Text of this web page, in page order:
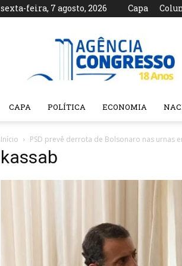
sexta-feira, 7 agosto, 2026 Capa
Agência
CAPA POLÍTICA ECONOMIA
Início PSD prevê derrota de Bolsonaro nas urnas
kassab